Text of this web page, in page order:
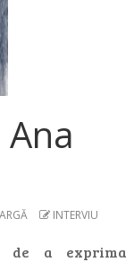
INTERVIU
de a exprima